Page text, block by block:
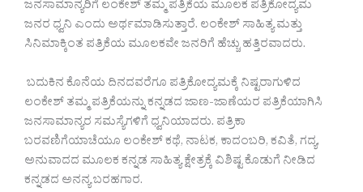
ಜನಸಾಮಾನ್ಯರಿಗೆ ಲಂಕೇಶ್ ತಮ್ಮ ಪತ್ರಿಕೆಯ ಮೂಲಕ ಪತ್ರಿಕೋದ್ಯಮ
ಜನರ ಧ್ವನಿ ಎಂದು ಅರ್ಥಮಾಡಿಸುತ್ತಾರೆ. ಲಂಕೇಶ್ ಸಾಹಿತ್ಯ ಮತ್ತು
ಸಿನಿಮಾಕ್ಕಿಂತ ಪತ್ರಿಕೆಯ ಮೂಲಕವೇ ಜನರಿಗೆ ಹೆಚ್ಚು ಹತ್ತಿರವಾದರು.
ಬದುಕಿನ ಕೊನೆಯ ದಿನದವರೆಗೂ ಪತ್ರಿಕೋದ್ಯಮಕ್ಕೆ ನಿಷ್ಟರಾಗುಳಿದ
ಲಂಕೇಶ್ ತಮ್ಮ ಪತ್ರಿಕೆಯನ್ನು ಕನ್ನಡದ ಜಾಣ-ಜಾಣೆಯರ ಪತ್ರಿಕೆಯಾಗಿಸಿ
ಜನಸಾಮಾನ್ಯರ ಸಮಸ್ಯೆಗಳಿಗೆ ಧ್ವನಿಯಾದರು. ಪತ್ರಿಕಾ
ಬರವಣಿಗೆಯಾಚೆಯೂ ಲಂಕೇಶ್ ಕಥೆ, ನಾಟಕ, ಕಾದಂಬರಿ, ಕವಿತೆ, ಗದ್ಯ,
ಅನುವಾದದ ಮೂಲಕ ಕನ್ನಡ ಸಾಹಿತ್ಯ ಕ್ಷೇತ್ರಕ್ಕೆ ವಿಶಿಷ್ಟ ಕೊಡುಗೆ ನೀಡಿದ
ಕನ್ನಡದ ಅನನ್ಯ ಬರಹಗಾರ.